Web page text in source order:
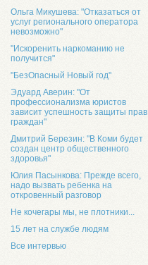
Ольга Микушева: "Отказаться от
услуг регионального оператора
невозможно"
"Искоренить наркоманию не
получится"
"БезОпасный Новый год"
Эдуард Аверин: "От
профессионализма юристов
зависит успешность защиты прав
граждан"
Дмитрий Березин: "В Коми будет
создан центр общественного
здоровья"
Юлия Пасынкова: Прежде всего,
надо вызвать ребенка на
откровенный разговор
Не кочегары мы, не плотники...
15 лет на службе людям
Все интервью